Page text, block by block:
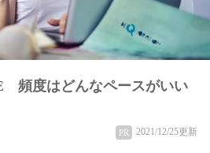
頻度はどんなペースがいい
PR 2021/12/25更新